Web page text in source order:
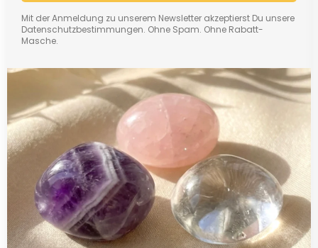
Mit der Anmeldung zu unserem Newsletter akzeptierst Du unsere
Datenschutzbestimmungen. Ohne Spam. Ohne Rabatt-
Masche.